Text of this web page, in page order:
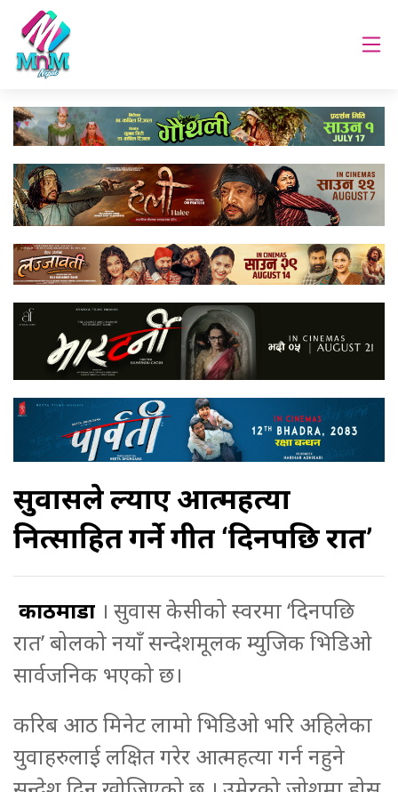
सुवासले ल्याए आत्महत्या
निरुत्साहित गर्ने गीत ‘दिनपछि रात’
काठमाडौं । सुवास केसीको स्वरमा ‘दिनपछि
रात’ बोलको नयाँ सन्देशमूलक म्युजिक भिडिओ
सार्वजनिक भएको छ।
करिब आठ मिनेट लामो भिडिओ भरि अहिलेका
युवाहरुलाई लक्षित गरेर आत्महत्या गर्न नहुने